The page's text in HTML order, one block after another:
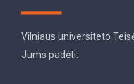
Vilniaus universiteto
Jums padėti.